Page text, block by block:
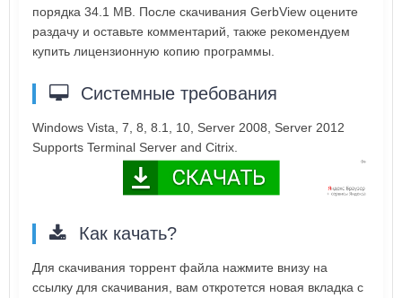
порядка 34.1 MB. После скачивания GerbView оцените
раздачу и оставьте комментарий, также рекомендуем
купить лицензионную копию программы.
Системные требования
Windows Vista, 7, 8, 8.1, 10, Server 2008, Server 2012
Supports Terminal Server and Citrix.
Как качать?
Для скачивания торрент файла нажмите внизу на
ссылку для скачивания, вам откротется новая вкладка с